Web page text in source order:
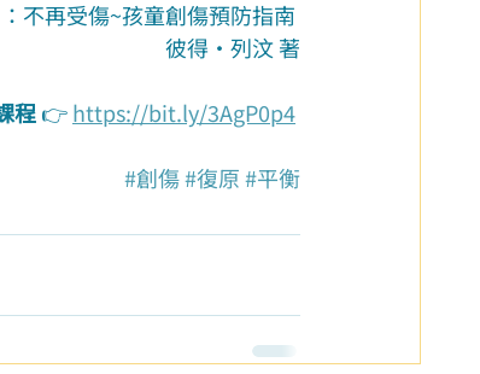
不再受傷~孩童創傷預防指南
彼得‧列汶 著
程 👉 https://bit.ly/3AgP0p4
#創傷#復原#平衡